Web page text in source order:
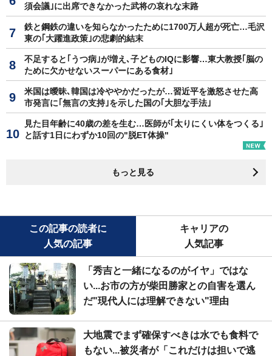
須会議｣に出席できなかった武将の哀れな末路
鉄と鋼鉄の違いを知らなかったために1700万人超が死亡…毛沢
東の｢大躍進政策｣の悲劇的結末
不足すると｢うつ病｣が増え､子どものIQに影響…東大教授｢脳の
ために欠かせないスーパーにある食材｣
米国は曖昧､韓国は冷ややかだったが…習近平を激怒させた高
市発言に｢無言の支持｣を示した国の｢大胆な手法｣
見た目年齢に40歳の差を生む…医師が｢太りにくい体をつくる｣
と話す1日にわずか10回の"脱ET体操"
もっと見る
この記事の読者に
人気の記事
キャリアの
人気記事
「秀吉と一緒になるのがイヤ」ではな
い...お市の方が柴田勝家との自害を選ん
だ"現代人には理解できない"理由
大地震でまず確保すべきは水でも食料で
もない...被災者が「これだけは担いで逃